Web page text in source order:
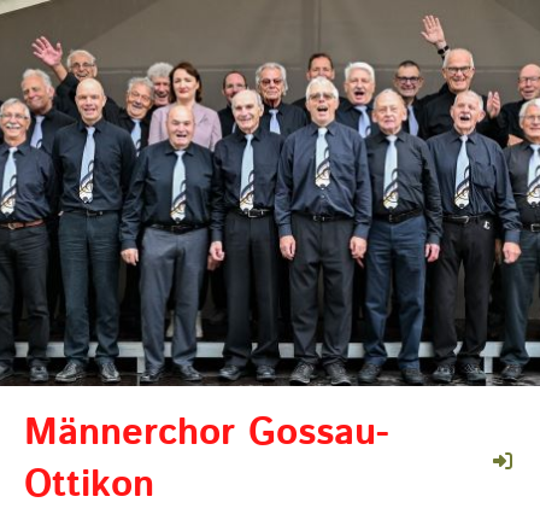
Männerchor Gossau-
Ottikon